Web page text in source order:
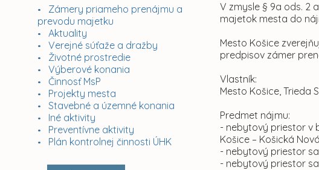
Zámery priameho prenájmu a
prevodu majetku
Aktuality
Verejné súťaže a dražby
Životné prostredie
Výberové konania
Činnosť MsP
Projekty mesta
Stavebné a územné konania
Iné aktivity
Preventívne aktivity
Plán kontrolnej činnosti ÚHK
V zmysle § 9a ods. 2
majetok mesta do
Mesto Košice
predpisov zámer
Vlastník:
Mesto Košice, Trieda
Predmet nájmu:
- nebytový priestor v
Košice – Košická
- nebytový priestor sa
- nebytový priestor